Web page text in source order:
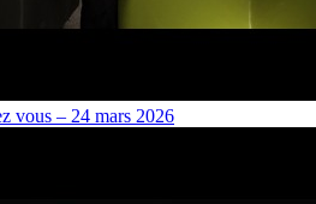
vous – 24 mars 2026